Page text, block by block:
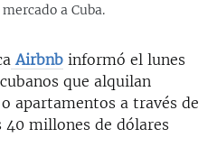
AMÉRICA LATINA
a Cuba.
Airbnb informó el lunes
que alquilan
apartamentos a través de
millones de dólares